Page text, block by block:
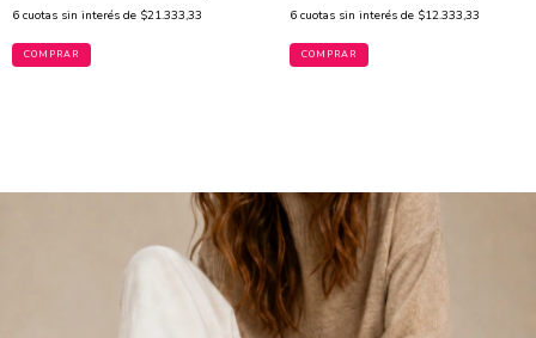
6 cuotas sin interés de $21.333,33
COMPRAR
6 cuotas sin interés de $12.333,33
COMPRAR